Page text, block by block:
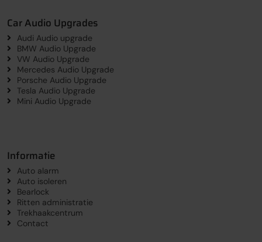
Car Audio Upgrades
Audi Audio upgrade
BMW Audio Upgrade
VW Audio Upgrade
Mercedes Audio Upgrade
Porsche Audio Upgrade
Tesla Audio Upgrade
Mini Audio Upgrade
Informatie
Auto alarm
Auto isoleren
Bearlock
Ritten administratie
Trekhaakcentrum
Contact